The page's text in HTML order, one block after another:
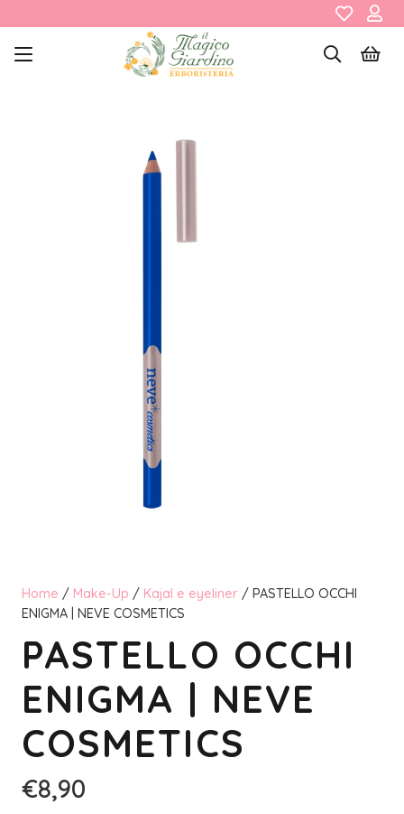
Home / Make-Up / Kajal e eyeliner / PASTELLO OCCHI
ENIGMA | NEVE COSMETICS
PASTELLO OCCHI
ENIGMA | NEVE
COSMETICS
€8,90